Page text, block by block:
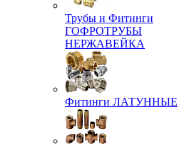
Трубы и Фитинги
ГОФРОТРУБЫ
НЕРЖАВЕЙКА
Фитинги ЛАТУННЫЕ